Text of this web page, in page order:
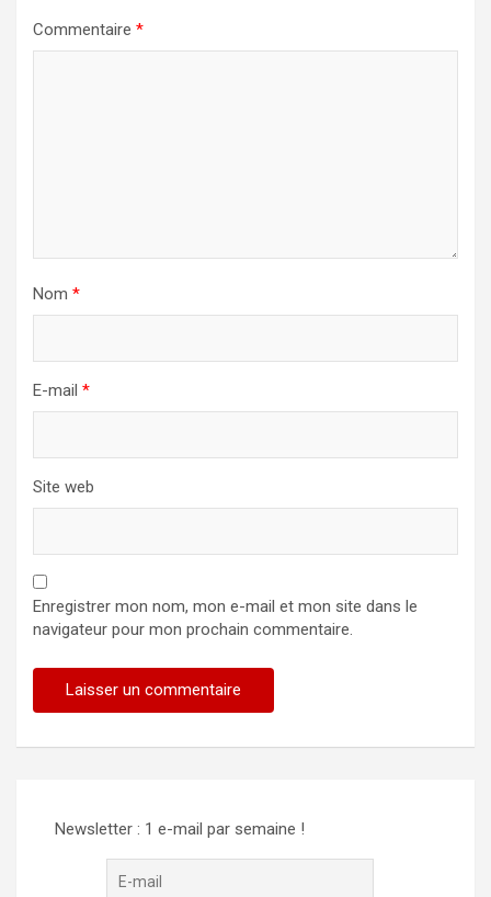
Commentaire *
Nom *
E-mail *
Site web
Enregistrer mon nom, mon e-mail et mon site dans le
navigateur pour mon prochain commentaire.
Newsletter : 1 e-mail par semaine !